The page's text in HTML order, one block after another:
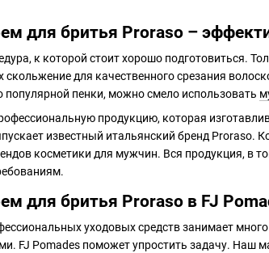
для бритья Proraso –
к которой стоит хорошо подготовиться.
скольжение для качественного срезания
популярной пенки, можно смело использовать
продукцию, которая
известный итальянский бренд Proraso.
косметики для мужчин. Вся продукция, в
для бритья Proraso в FJ
уходовых средств занимает
FJ Pomades поможет упростить задачу. Наш